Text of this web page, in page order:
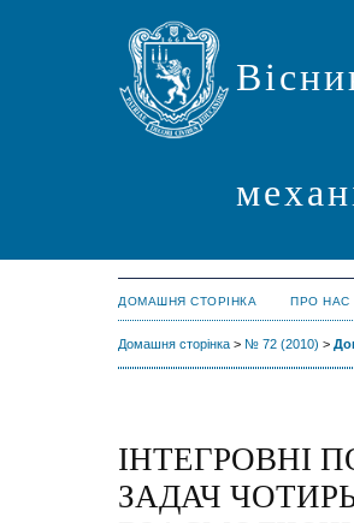
ДОМАШНЯ СТОРІНКА ПРО НАС
Домашня сторінка > № 72 (2010) >
ІНТЕГРОВНІ
ЗАДАЧ